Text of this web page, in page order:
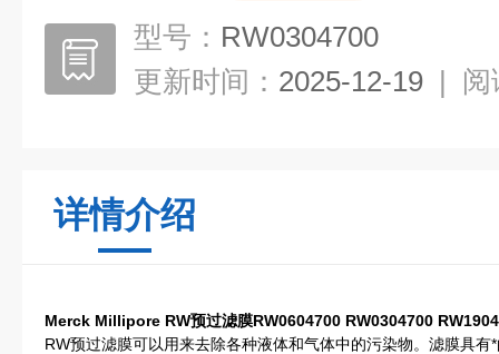
型号： RW0304700
更新时间： 2025-12-19 | 阅
详情介绍
Merck Millipore RW预过滤膜RW0604700 RW0304700
RW预过滤膜可以用来去除各种液体和气体中的污染物。滤膜具